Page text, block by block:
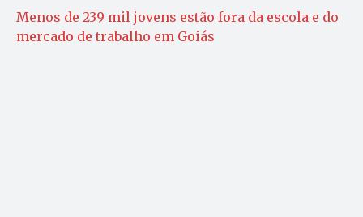
Menos de 239 mil jovens estão fora da escola e do
mercado de trabalho em Goiás